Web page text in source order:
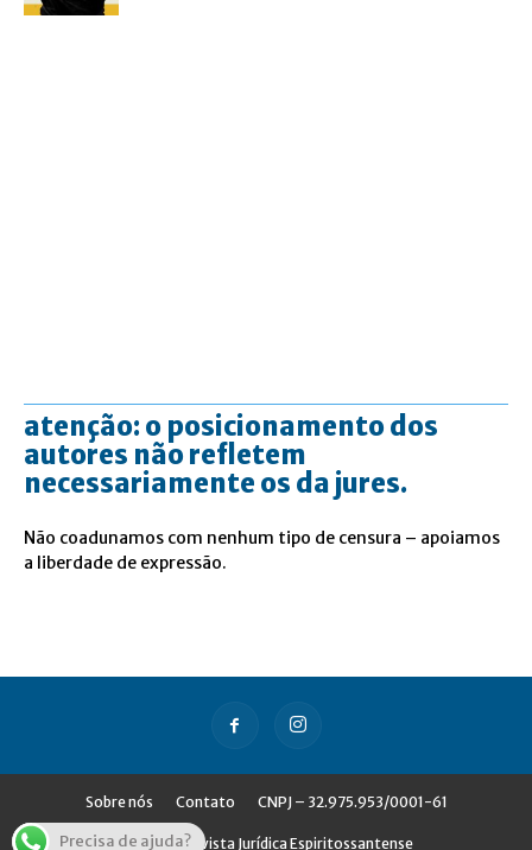
atenção: o posicionamento dos
autores não refletem
necessariamente os da jures.
Não coadunamos com nenhum tipo de censura – apoiamos
a liberdade de expressão.
Sobre nós Contato CNPJ – 32.975.953/0001-61
© Jures - Revista Jurídica Espiritossantense
Precisa de ajuda?